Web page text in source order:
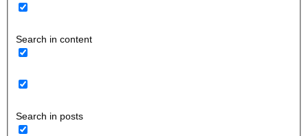
Search in content
Search in posts